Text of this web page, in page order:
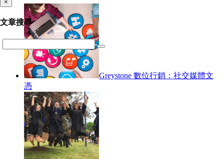
Greystone 數位行銷：社交媒體文
憑
×
文章搜尋